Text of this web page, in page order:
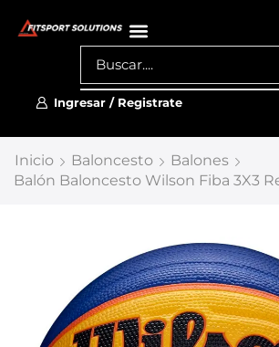
Ingresar / Registrate
Inicio Baloncesto
Balones
Balón Baloncesto Wilson Fiba 3X3